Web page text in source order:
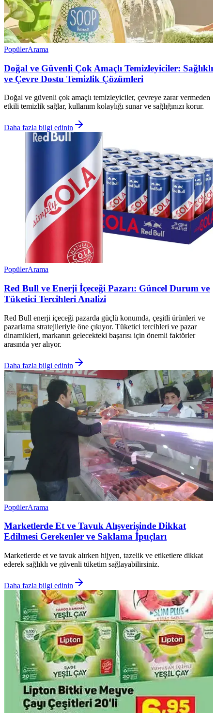
PopülerArama
Doğal ve Güvenli Çok Amaçlı Temizleyiciler: Sağlıklı
ve Çevre Dostu Temizlik Çözümleri
Doğal ve güvenli çok amaçlı temizleyiciler, çevreye zarar vermeden
etkili temizlik sağlar, kullanım kolaylığı sunar ve sağlığınızı korur.
Daha fazla bilgi edinin
PopülerArama
Red Bull ve Enerji İçeceği Pazarı: Güncel Durum ve
Tüketici Tercihleri Analizi
Red Bull enerji içeceği pazarda güçlü konumda, çeşitli ürünleri ve
pazarlama stratejileriyle öne çıkıyor. Tüketici tercihleri ve pazar
dinamikleri, markanın gelecekteki başarısı için önemli faktörler
arasında yer alıyor.
Daha fazla bilgi edinin
PopülerArama
Marketlerde Et ve Tavuk Alışverişinde Dikkat
Edilmesi Gerekenler ve Saklama İpuçları
Marketlerde et ve tavuk alırken hijyen, tazelik ve etiketlere dikkat
ederek sağlıklı ve güvenli tüketim sağlayabilirsiniz.
Daha fazla bilgi edinin